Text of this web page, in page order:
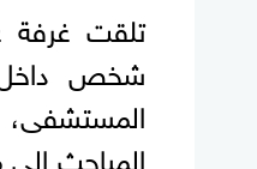
تلقت غرفة
شخص داخل
المستشفى،